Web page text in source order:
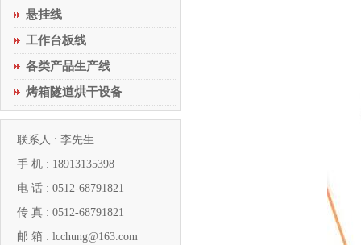
悬挂线
工作台板线
各类产品生产线
烤箱隧道烘干设备
联系人 : 李先生
手 机 : 18913135398
电 话 : 0512-68791821
传 真 : 0512-68791821
邮 箱 : lcchung@163.com